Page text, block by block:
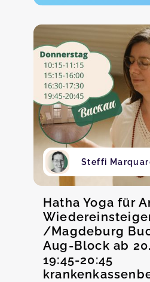
Steffi
Hatha Yoga für
/Magdeburg
Aug-Block ab
19:45-20:45